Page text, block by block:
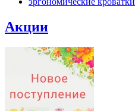
Акции